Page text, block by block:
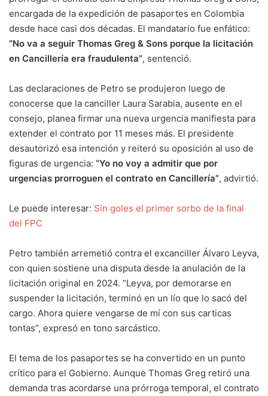
encargada de la expedición de pasaportes en Colombia
desde hace casi dos décadas. El mandatario fue enfático:
“No va a seguir Thomas Greg & Sons porque la licitación
en Cancillería era fraudulenta”, sentenció.
Las declaraciones de Petro se produjeron luego de
conocerse que la canciller Laura Sarabia, ausente en el
consejo, planea firmar una nueva urgencia manifiesta para
extender el contrato por 11 meses más. El presidente
desautorizó esa intención y reiteró su oposición al uso de
figuras de urgencia: “Yo no voy a admitir que por
urgencias prorroguen el contrato en Cancillería”, advirtió.
Le puede interesar: Sin goles el primer sorbo de la final
del FPC
Petro también arremetió contra el excanciller Álvaro Leyva,
con quien sostiene una disputa desde la anulación de la
licitación original en 2024. “Leyva, por demorarse en
suspender la licitación, terminó en un lío que lo sacó del
cargo. Ahora quiere vengarse de mí con sus carticas
tontas”, expresó en tono sarcástico.
El tema de los pasaportes se ha convertido en un punto
crítico para el Gobierno. Aunque Thomas Greg retiró una
demanda tras acordarse una prórroga temporal, el contrato